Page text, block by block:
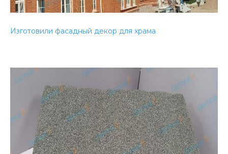
Изготовили фасадный декор для храма